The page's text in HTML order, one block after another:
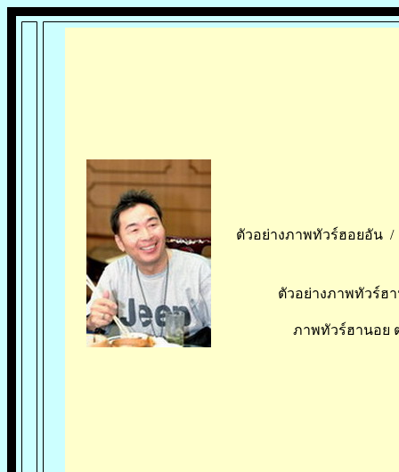
ตัวอย่างภาพทัวร์ฮอยอัน
ตัวอย่างภาพทัวร์ฮ
ภาพทัวร์ฮานอย